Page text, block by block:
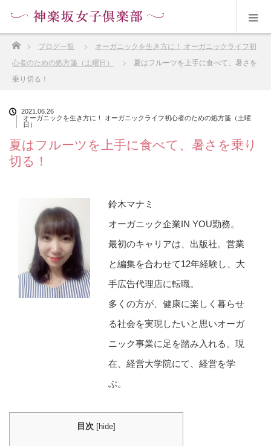
ブログ一覧
オーガニックを生き方に！ オーガニックライフ初
心者のための処方箋（土曜日）
夏はフルーツを上手に食べて、暑さを
乗り切る！
2021.06.26
オーガニックを生き方に！ オーガニックライフ初心者のための処方箋（土曜
日）
夏はフルーツを上手に食べて、暑さを乗り
切る！
鈴木マナミ
オーガニック企業IN YOU勤務。
最初のキャリアは、出版社。営業
と編集を合わせて12年経験し、大
手広告代理店に転職。
多くの方が、健康に楽しく暮らせ
る社会を実現したいと思いオーガ
ニック事業に足を踏み入れる。現
在、経営大学院にて、経営を学
ぶ。
目次 [hide]